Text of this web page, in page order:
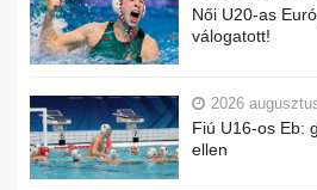
Női U20-as
válogatott!
2026
Fiú U16-os Eb:
ellen